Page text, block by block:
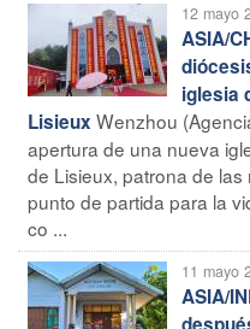
12 mayo
ASIA/
iglesia
Lisieux Wenzhou
apertura de una nueva
de Lisieux, patrona de
punto de partida para la
co ...
11 mayo
ASIA/